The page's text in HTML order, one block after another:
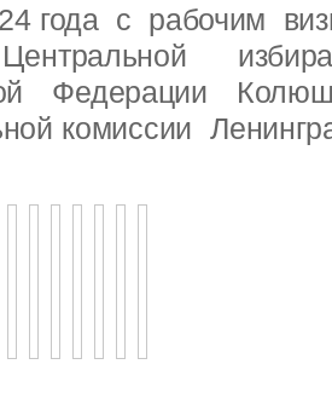
года с рабочим
Федерации
комиссии